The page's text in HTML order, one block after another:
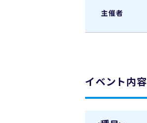
主催者
イベント内容